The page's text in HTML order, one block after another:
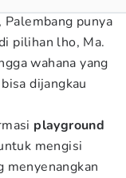
Palembang punya
pilihan lho, Ma.
wahana yang
dijangkau
playground
mengisi
menyenangkan